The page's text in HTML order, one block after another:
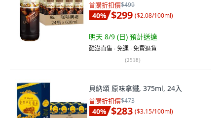
首購折扣價$499
40% $299 ($2.08/100ml)
明天 8/9 (日) 預計送達
酷澎直售 ∙ 免運 ∙ 免費退貨
(2518)
貝納頌 原味拿鐵, 375ml, 24入
首購折扣價$473
40% $283 ($3.15/100ml)